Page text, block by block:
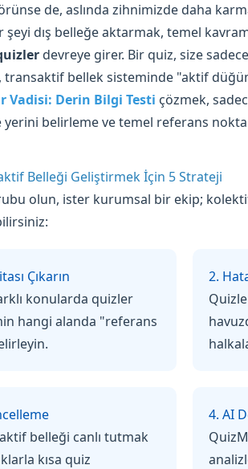
de, aslında zihnimizde daha
şeyi dış belleğe aktarmak, temel
devreye girer. Bir quiz, size
transaktif bellek sisteminde "aktif
Vadisi: Derin Bilgi Testi çözmek,
belirleme ve temel referans
Belleği Geliştirmek İçin 5 Strateji
olun, ister kurumsal bir ekip;
Çıkarın
konularda quizler
hangi alanda "referans
2.
belleği canlı tutmak
kısa quiz
4. AI